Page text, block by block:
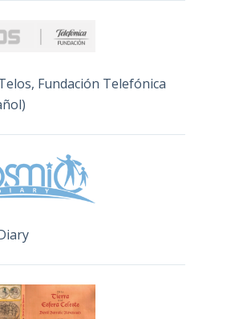
Fundación Telefónica